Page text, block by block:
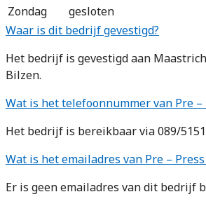
Zondag
gesloten
Waar is dit bedrijf gevestigd?
Het bedrijf is gevestigd aan
Bilzen.
Wat is het telefoonnummer van Pre –
Het bedrijf is bereikbaar via 089/
Wat is het emailadres van Pre –
Er is geen emailadres van dit bedrijf